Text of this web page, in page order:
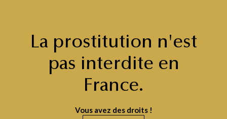
La prostitution n'est
pas interdite en
France.
Vous avez des droits !